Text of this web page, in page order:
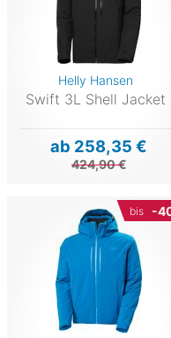
Helly Hansen
Swift 3L Shell Jacket
ab 258,35 €
424,90 €
bis -